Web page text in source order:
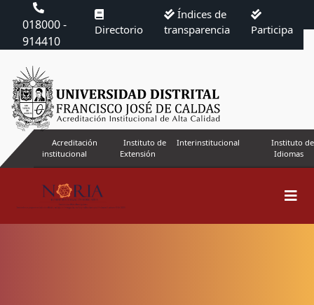
018000 -
914410
Directorio
Índices de
transparencia
Participa
Acreditación
institucional
Instituto de
Extensión
Interinstitucional
Instituto de
Idiomas